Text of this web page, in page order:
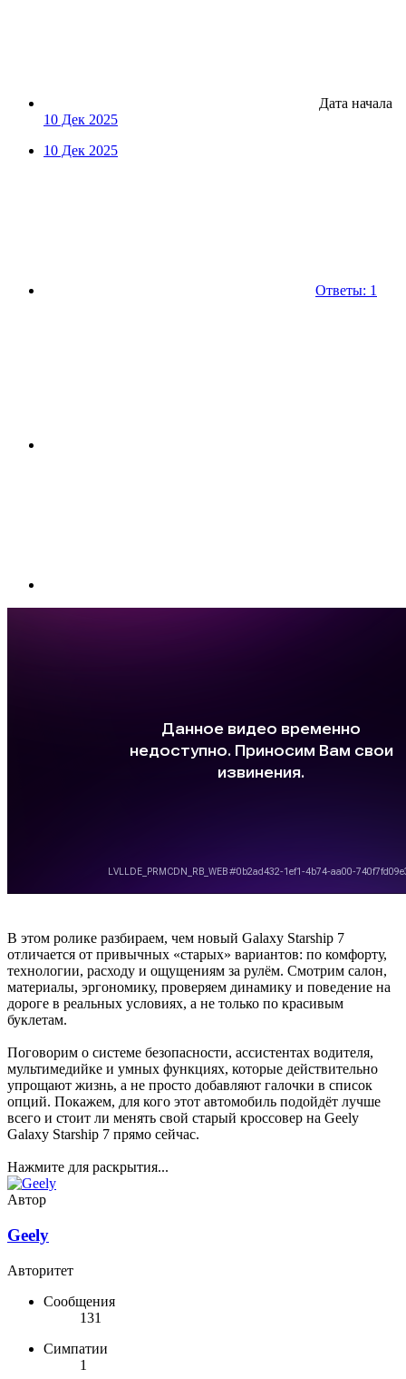
Дата начала
10 Дек 2025
10 Дек 2025
Ответы: 1
В этом ролике разбираем, чем новый Galaxy Starship 7
отличается от привычных «старых» вариантов: по комфорту,
технологии, расходу и ощущениям за рулём. Смотрим салон,
материалы, эргономику, проверяем динамику и поведение на
дороге в реальных условиях, а не только по красивым
буклетам.
Поговорим о системе безопасности, ассистентах водителя,
мультимедийке и умных функциях, которые действительно
упрощают жизнь, а не просто добавляют галочки в список
опций. Покажем, для кого этот автомобиль подойдёт лучше
всего и стоит ли менять свой старый кроссовер на Geely
Galaxy Starship 7 прямо сейчас.
Нажмите для раскрытия...
Автор
Geely
Авторитет
Сообщения
131
Симпатии
1